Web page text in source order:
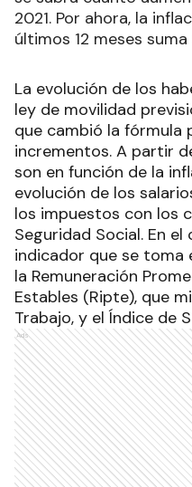
2021. Por ahora, la
últimos 12 meses
La evolución de los
ley de movilidad
que cambió la fórmula
incrementos. A partir
son en función de la
evolución de los
los impuestos con los
Seguridad Social. En
indicador que se toma
la Remuneración
Estables (Ripte), que
Trabajo, y el Índice de
Ads